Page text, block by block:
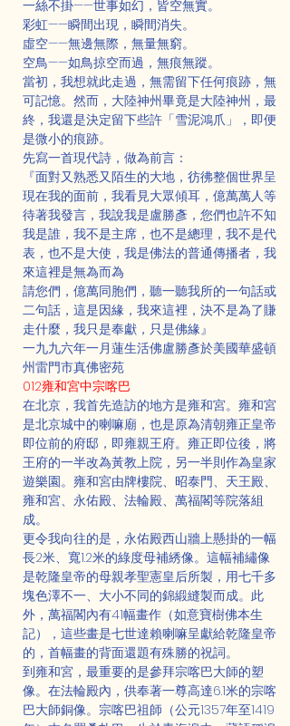
一絲不掛——世事如幻，皆空無實。
彩虹——瞬間出現，瞬間消失。
虛空——無邊無際，無量無窮。
空鳥——如鳥掠空而過，無痕無蹤。
當初，我想就此走過，無需留下任何痕跡，無
可記憶。然而，大陸神州畢竟是大陸神州，最
終，我還是決定留下些許「雪泥鴻爪」，即便
是微小的痕跡。
先寫一首現代詩，做為前言：
『面對又熟悉又陌生的大地，彷彿整個世界呈
現在我的面前，我看見大眾傾耳，億萬萬人等
待著我發言，我說我是盧勝彥，您們也許不知
我是誰，我不是主席，也不是總理，我不是代
表，也不是大使，我是佛法的普通傳播者，我
來這裡是無為而為
請您們，億萬同胞們，聽一聽我所的一句話或
二句話，這是因緣，我來這裡，決不是為了賺
走什麼，我只是奉獻，只是佛緣』
一九九六年一月蓮生活佛盧勝彥於美國華盛頓
州雷門市真佛密苑
012雍和宮中宗喀巴
在北京，我首先造訪的地方是雍和宮。雍和宮
是北京城中的喇嘛廟，也是原為清朝雍正皇帝
即位前的府邸，即雍親王府。雍正即位後，將
王府的一半改為黃教上院，另一半則作為皇家
遊樂園。雍和宮由牌樓院、昭泰門、天王殿、
雍和宮、永佑殿、法輪殿、萬福閣等院落組
成。
更令我向往的是，永佑殿西山牆上懸掛的一幅
長2米、寬1.2米的綠度母補綉像。這幅補繡像
是乾隆皇帝的母親孝聖憲皇后所製，用七千多
塊色澤不一、大小不同的錦緞縫製而成。此
外，萬福閣內有41幅畫作（如意寶樹佛本生
記），這些畫是七世達賴喇嘛呈獻給乾隆皇帝
的，首幅畫的背面還題有殊勝的祝詞。
到雍和宮，最重要的是參拜宗喀巴大師的塑
像。在法輪殿內，供奉著一尊高達6.1米的宗喀
巴大師銅像。宗喀巴祖師（公元1357年至1419